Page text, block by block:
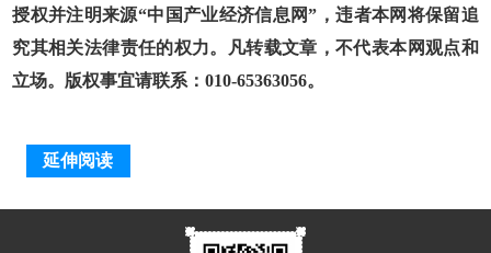
授权并注明来源“中国产业经济信息网”，违者本网将保留追
究其相关法律责任的权力。凡转载文章，不代表本网观点和
立场。版权事宜请联系：010-65363056。
延伸阅读